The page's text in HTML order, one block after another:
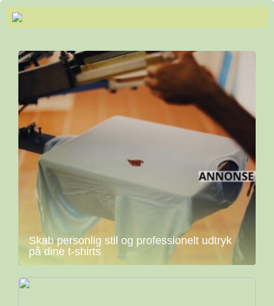
Skab personlig stil og professionelt udtryk
på dine t-shirts